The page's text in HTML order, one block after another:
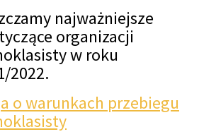
najważniejsze
organizacji
w roku
2022.
o warunkach przebiegu